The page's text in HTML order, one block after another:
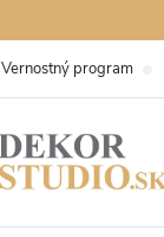
Vernostný program